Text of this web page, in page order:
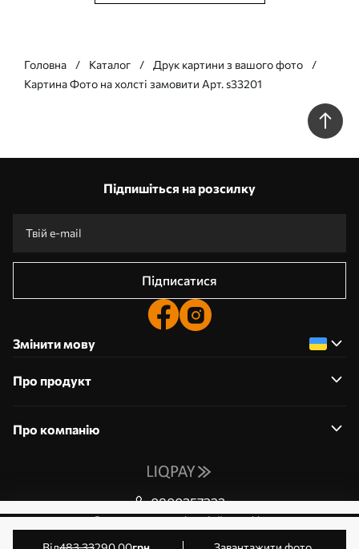
Головна Каталог
Друк картини з вашого фото
Картина Фото на холсті замовити Арт. s33201
Підпишіться на розсилку
Підписатися
Змінити мову
Про продукт
Про компанію
0800357223
Редагування дозволів на файли cookie
© 2011-2026 Art-holst. Усі права захищені. Власник: